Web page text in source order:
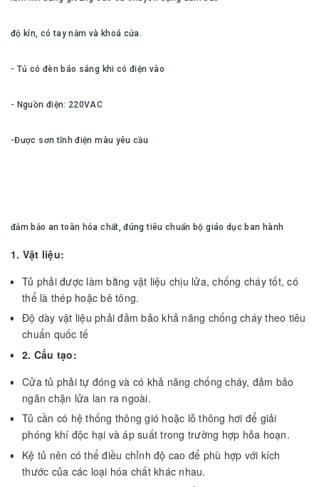
độ kín, có tay nắm và khoá cửa.
- Tủ có đèn báo sáng khi có điện vào
- Nguồn điện: 220VAC
-Được sơn tĩnh điện màu yêu cầu
đảm bảo an toàn hóa chất, đúng tiêu chuẩn bộ giáo dục ban hành
1. Vật liệu:
Tủ phải được làm bằng vật liệu chịu lửa, chống cháy tốt, có
thể là thép hoặc bê tông.
Độ dày vật liệu phải đảm bảo khả năng chống cháy theo tiêu
chuẩn quốc tế
2. Cấu tạo:
Cửa tủ phải tự đóng và có khả năng chống cháy, đảm bảo
ngăn chặn lửa lan ra ngoài.
Tủ cần có hệ thống thông gió hoặc lỗ thông hơi để giải
phóng khí độc hại và áp suất trong trường hợp hỏa hoạn.
Kệ tủ nên có thể điều chỉnh độ cao để phù hợp với kích
thước của các loại hóa chất khác nhau.